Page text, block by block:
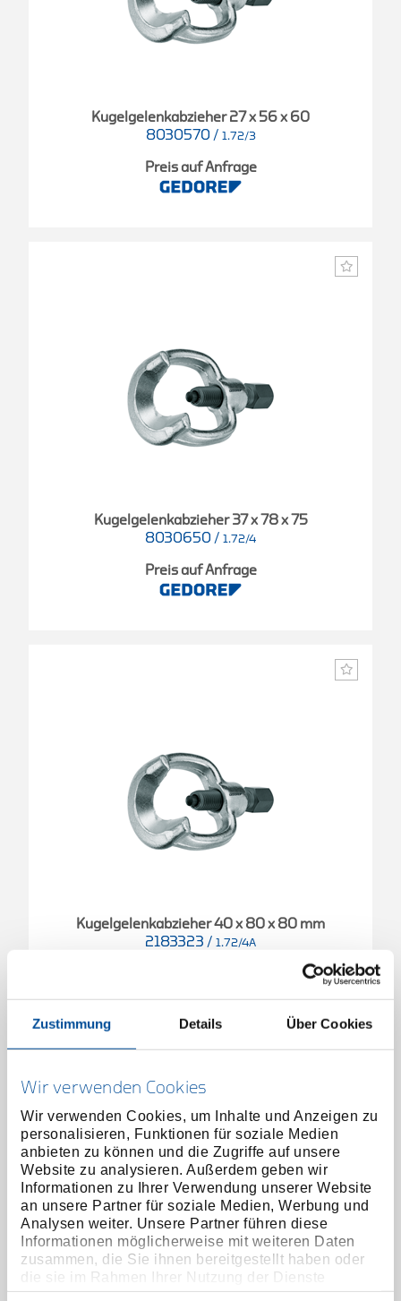
Zustimmung Details Über Cookies
Wir verwenden Cookies
Wir verwenden Cookies, um Inhalte und Anzeigen zu
personalisieren, Funktionen für soziale Medien
anbieten zu können und die Zugriffe auf unsere
Website zu analysieren. Außerdem geben wir
Informationen zu Ihrer Verwendung unserer Website
an unsere Partner für soziale Medien, Werbung und
Analysen weiter. Unsere Partner führen diese
Informationen möglicherweise mit weiteren Daten
zusammen, die Sie ihnen bereitgestellt haben oder
die sie im Rahmen Ihrer Nutzung der Dienste
gesammelt haben. Unsere vollständige
Kugelgelenkabzieher 27 x 56 x 60
8030570 / 1.72/3
Preis auf Anfrage
Kugelgelenkabzieher 37 x 78 x 75
8030650 / 1.72/4
Preis auf Anfrage
Kugelgelenkabzieher 40 x 80 x 80 mm
2183323 / 1.72/4A